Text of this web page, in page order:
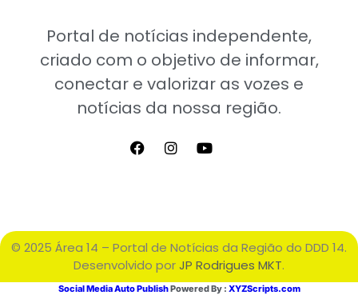
Portal de notícias independente,
criado com o objetivo de informar,
conectar e valorizar as vozes e
notícias da nossa região.
© 2025 Área 14 – Portal de Notícias da Região do DDD 14.
Desenvolvido porJP Rodrigues MKT.
Social Media Auto PublishPowered By : XYZScripts.com